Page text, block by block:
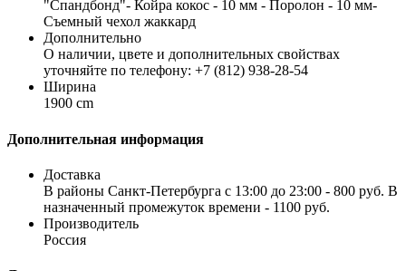
"Спандбонд"- Койра кокос - 10 мм - Поролон - 10 мм-
Съемный чехол жаккард
Дополнительно
О наличии, цвете и дополнительных свойствах
уточняйте по телефону: +7 (812) 938-28-54
Ширина
1900 cm
Дополнительная информация
Доставка
В районы Санкт-Петербурга с 13:00 до 23:00 - 800 руб. В
назначенный промежуток времени - 1100 руб.
Производитель
Россия